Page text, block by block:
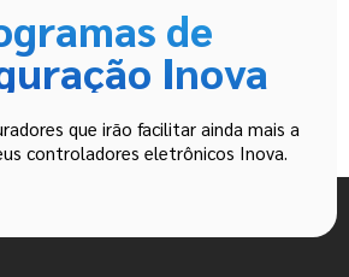
de
Inova
que irão facilitar ainda mais a
controladores eletrônicos Inova.